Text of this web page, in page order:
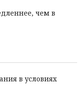
чем в
в условиях